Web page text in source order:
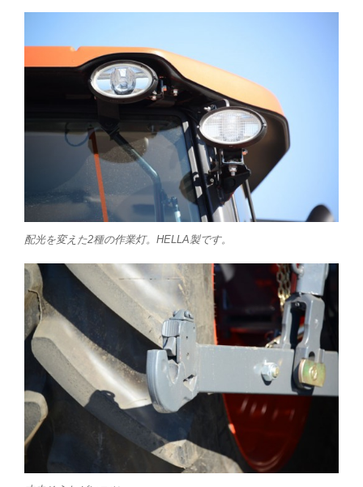
配光を変えた2種の作業灯。HELLA製です。